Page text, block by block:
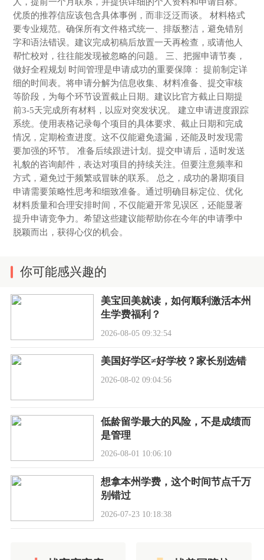
优质的推荐信应该包含具体事例，而非泛泛而谈。 材料格式
要专业规范。确保所有文件格式统一、排版整洁，避免错别
字和语法错误。建议完成初稿后放置一天再检查，或请他人
帮忙校对，往往能发现被忽略的问题。 三、把握申请节奏，
做好全程规划 时间管理是申请成功的重要保障： 提前制定详
细的时间表。将申请分解为信息收集、材料准备、提交审核
等阶段，为每个环节设置截止日期。建议比官方截止日期提
前3-5天完成所有材料，以应对突发状况。 建立申请进度跟踪
系统。使用表格记录每个项目的具体要求、截止日期和完成
情况，定期检查进度。这不仅能避免遗漏，还能及时发现需
要加强的环节。 准备后续跟进计划。提交申请后，适时发送
礼貌的咨询邮件，表达对项目的持续关注。但要注意频率和
方式，避免过于频繁或冒昧的联系。 总之，成功的暑期项目
申请需要策略性思考和细致准备。通过明确目标定位、优化
材料质量和合理安排时间，不仅能避开常见误区，还能显著
提升申请竞争力。希望这些建议能帮助你在今年的申请季中
脱颖而出，获得心仪的机会。
你可能感兴趣的
美宝回美就读，如何顺利激活本州
生学费福利？
2026-08-05 09:32:54
美国好学区≠好学校？家长别选错
2026-08-02 09:04:56
低龄留学最大的风险，不是成绩而
是管理
2026-08-01 10:06:10
想拿本州学费，这个时间节点千万
别错过
2026-07-23 10:18:38